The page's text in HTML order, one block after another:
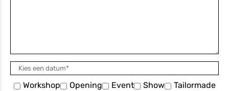
Workshop Opening Event Show Tailormade